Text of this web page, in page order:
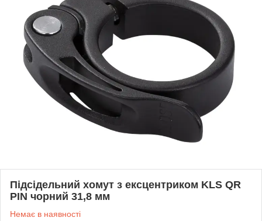
Підсідельний хомут з ексцентриком KLS QR
PIN чорний 31,8 мм
Немає в наявності